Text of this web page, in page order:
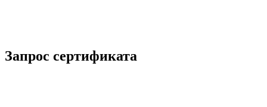
Запрос сертификата